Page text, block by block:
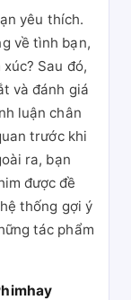
yêu thích.
về tình bạn,
Sau đó,
và đánh giá
luận chân
trước khi
ra, bạn
được đề
thống gợi ý
tác phẩm